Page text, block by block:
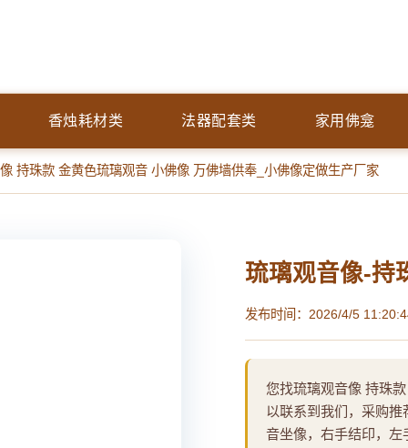
香烛耗材类 法器配套类 家用佛龛
持珠款 金黄色琉璃观音 小佛像 万佛墙供奉_小佛像定做生产厂家
琉璃观音像-持
发布时间：2026/4/5
您找琉璃观音像 持珠
以联系到我们，采购
音坐像，右手结印，